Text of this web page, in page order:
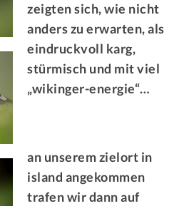
zeigten sich, wie nicht
anders zu erwarten, als
eindruckvoll karg,
stürmisch und mit viel
„wikinger-energie“…
an unserem zielort in
island angekommen
trafen wir dann auf